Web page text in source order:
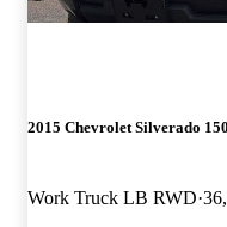
2015 Chevrolet Silverado
Work Truck LB RWD